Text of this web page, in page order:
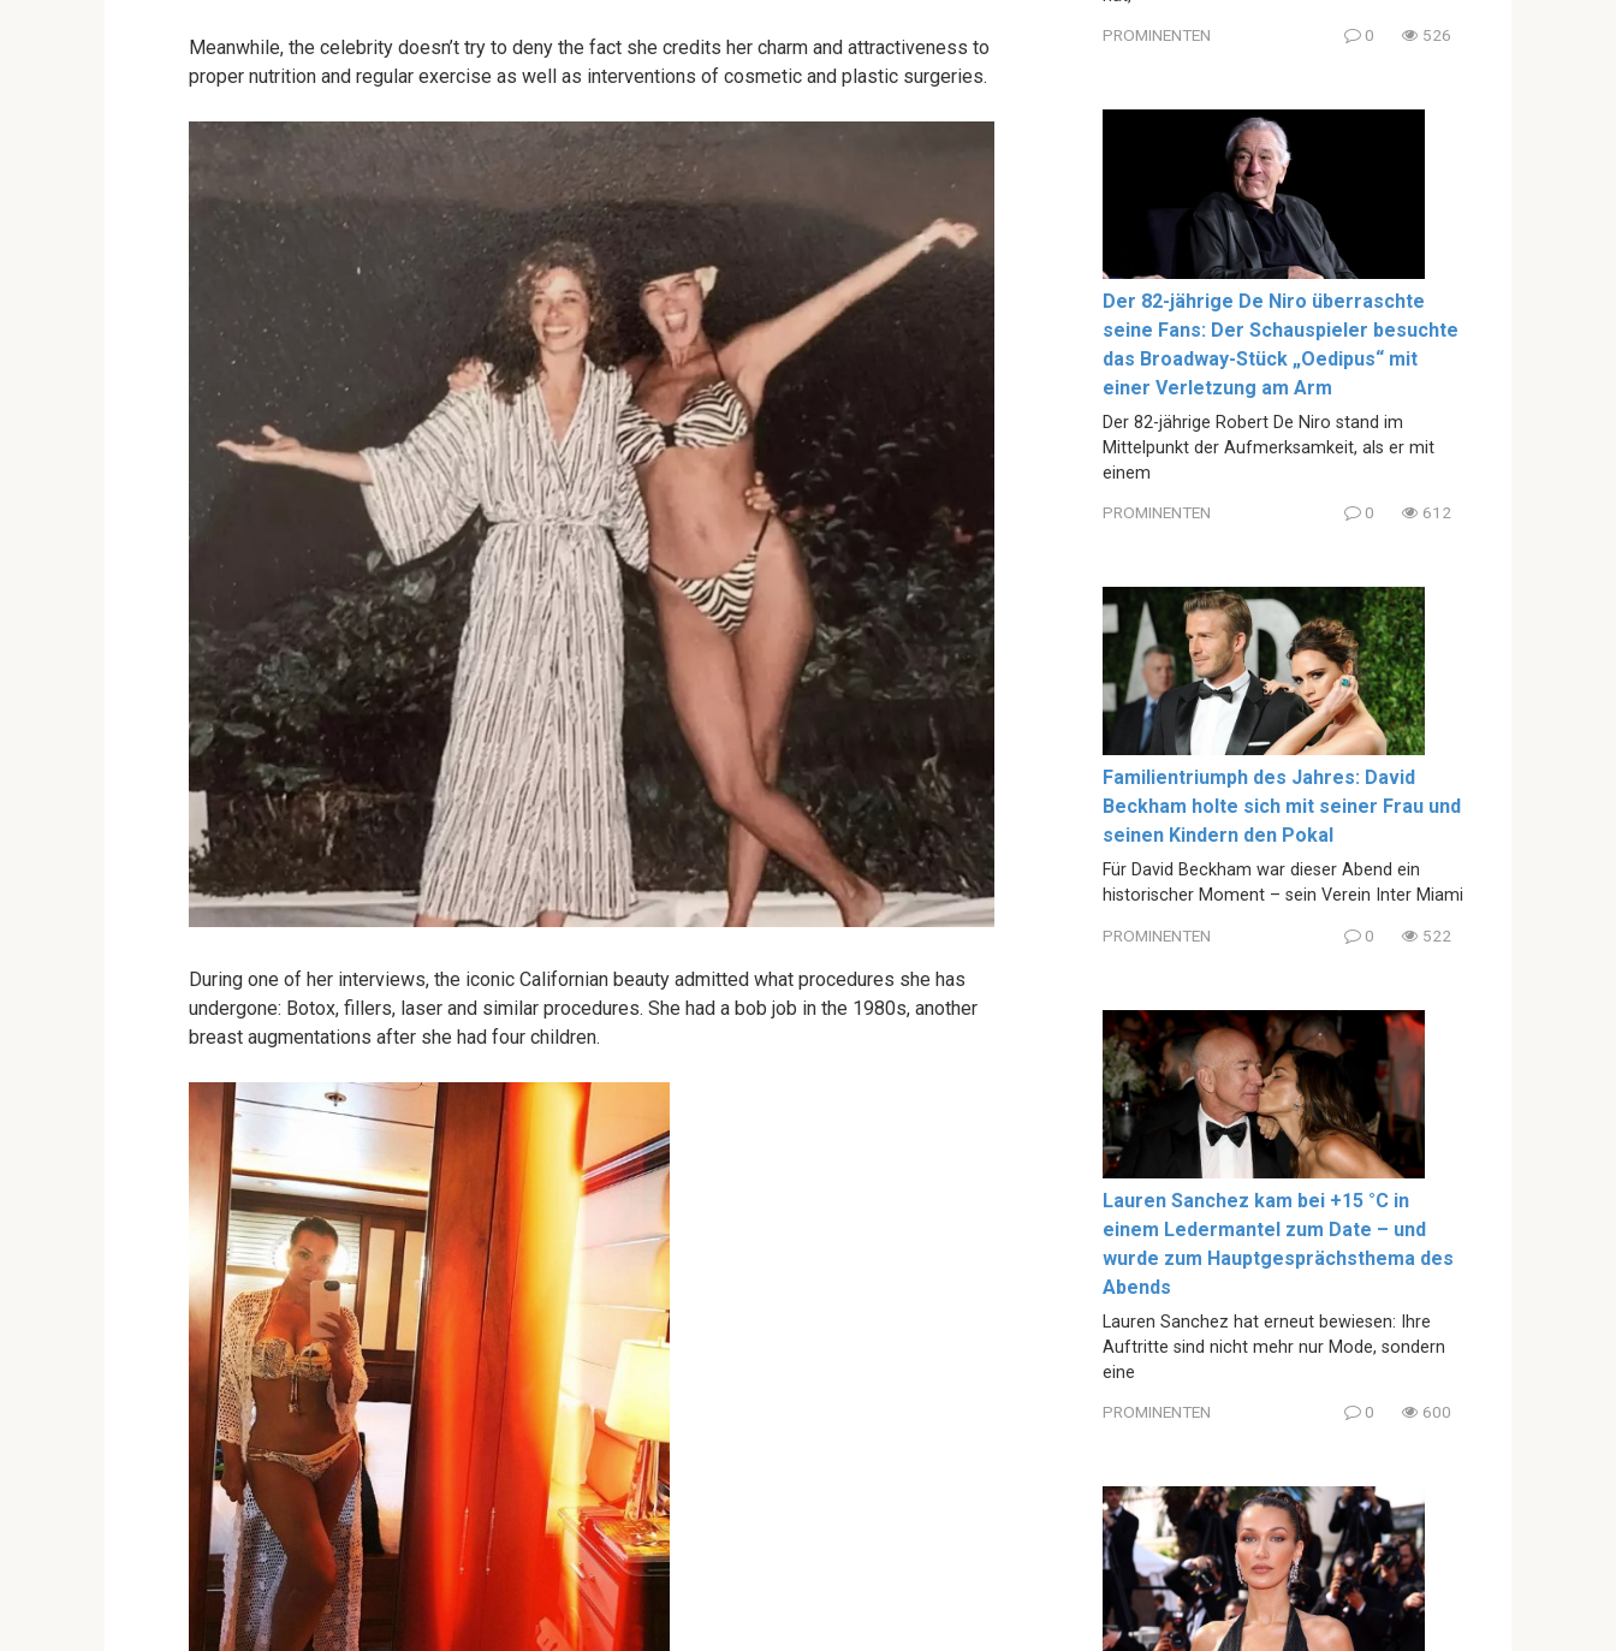
Meanwhile, the celebrity doesn’t try to deny the fact she credits her charm and attractiveness to
proper nutrition and regular exercise as well as interventions of cosmetic and plastic surgeries.
During one of her interviews, the iconic Californian beauty admitted what procedures she has
undergone: Botox, fillers, laser and similar procedures. She had a bob job in the 1980s, another
breast augmentations after she had four children.
PROMINENTEN 0 526
Der 82-jährige De Niro überraschte
seine Fans: Der Schauspieler besuchte
das Broadway-Stück „Oedipus“ mit
einer Verletzung am Arm
Der 82-jährige Robert De Niro stand im
Mittelpunkt der Aufmerksamkeit, als er mit
einem
PROMINENTEN 0 612
Familientriumph des Jahres: David
Beckham holte sich mit seiner Frau und
seinen Kindern den Pokal
Für David Beckham war dieser Abend ein
historischer Moment – sein Verein Inter Miami
PROMINENTEN 0 522
Lauren Sanchez kam bei +15 °C in
einem Ledermantel zum Date – und
wurde zum Hauptgesprächsthema des
Abends
Lauren Sanchez hat erneut bewiesen: Ihre
Auftritte sind nicht mehr nur Mode, sondern
eine
PROMINENTEN 0 600